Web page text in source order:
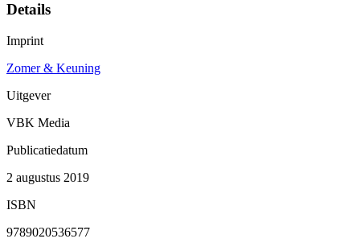
Details
Imprint
Zomer & Keuning
Uitgever
VBK Media
Publicatiedatum
2 augustus 2019
ISBN
9789020536577